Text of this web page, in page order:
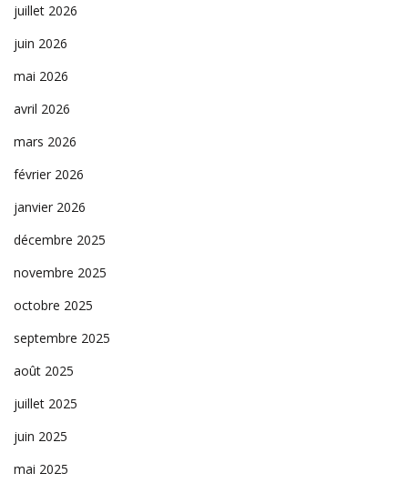
juillet 2026
juin 2026
mai 2026
avril 2026
mars 2026
février 2026
janvier 2026
décembre 2025
novembre 2025
octobre 2025
septembre 2025
août 2025
juillet 2025
juin 2025
mai 2025